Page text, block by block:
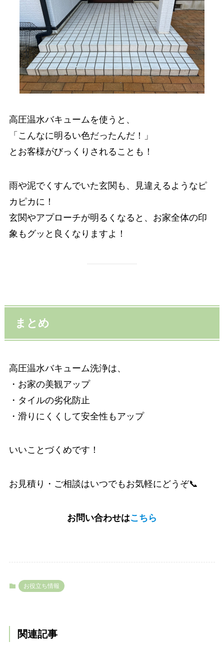
高圧温水バキュームを使うと、
「こんなに明るい色だったんだ！」
とお客様がびっくりされることも！
雨や泥でくすんでいた玄関も、見違えるようなピ
カピカに！
玄関やアプローチが明るくなると、お家全体の印
象もグッと良くなりますよ！
まとめ
高圧温水バキューム洗浄は、
・お家の美観アップ
・タイルの劣化防止
・滑りにくくして安全性もアップ
いいことづくめです！
お見積り・ご相談はいつでもお気軽にどうぞ📞
お問い合わせはこちら
お役立ち情報
関連記事